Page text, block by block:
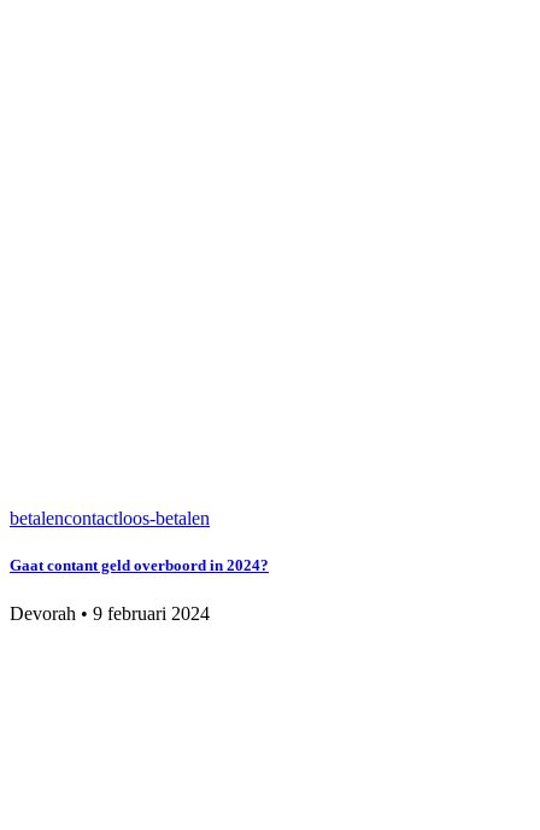
betalencontactloos-betalen
Gaat contant geld overboord in 2024?
Devorah • 9 februari 2024